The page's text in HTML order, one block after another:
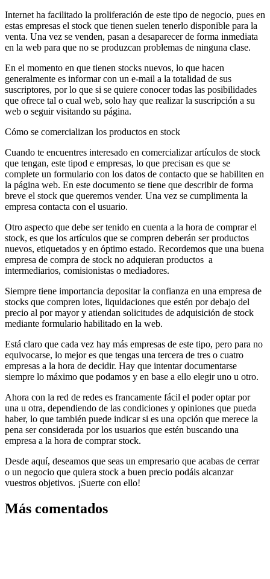
Internet ha facilitado la proliferación de este tipo de negocio, pues en
estas empresas el stock que tienen suelen tenerlo disponible para la
venta. Una vez se venden, pasan a desaparecer de forma inmediata
en la web para que no se produzcan problemas de ninguna clase.
En el momento en que tienen stocks nuevos, lo que hacen
generalmente es informar con un e-mail a la totalidad de sus
suscriptores, por lo que si se quiere conocer todas las posibilidades
que ofrece tal o cual web, solo hay que realizar la suscripción a su
web o seguir visitando su página.
Cómo se comercializan los productos en stock
Cuando te encuentres interesado en comercializar artículos de stock
que tengan, este tipod e empresas, lo que precisan es que se
complete un formulario con los datos de contacto que se habiliten en
la página web. En este documento se tiene que describir de forma
breve el stock que queremos vender. Una vez se cumplimenta la
empresa contacta con el usuario.
Otro aspecto que debe ser tenido en cuenta a la hora de comprar el
stock, es que los artículos que se compren deberán ser productos
nuevos, etiquetados y en óptimo estado. Recordemos que una buena
empresa de compra de stock no adquieran productos a
intermediarios, comisionistas o mediadores.
Siempre tiene importancia depositar la confianza en una empresa de
stocks que compren lotes, liquidaciones que estén por debajo del
precio al por mayor y atiendan solicitudes de adquisición de stock
mediante formulario habilitado en la web.
Está claro que cada vez hay más empresas de este tipo, pero para no
equivocarse, lo mejor es que tengas una tercera de tres o cuatro
empresas a la hora de decidir. Hay que intentar documentarse
siempre lo máximo que podamos y en base a ello elegir uno u otro.
Ahora con la red de redes es francamente fácil el poder optar por
una u otra, dependiendo de las condiciones y opiniones que pueda
haber, lo que también puede indicar si es una opción que merece la
pena ser considerada por los usuarios que estén buscando una
empresa a la hora de comprar stock.
Desde aquí, deseamos que seas un empresario que acabas de cerrar
o un negocio que quiera stock a buen precio podáis alcanzar
vuestros objetivos. ¡Suerte con ello!
Más comentados